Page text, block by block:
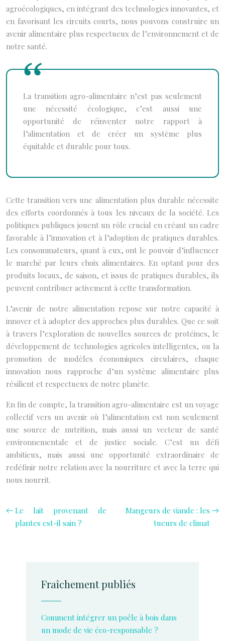
agroécologiques, en intégrant des technologies innovantes, et
en favorisant les circuits courts, nous pouvons construire un
avenir alimentaire plus respectueux de l’environnement et de
notre santé.
La transition agro-alimentaire n’est pas seulement
une nécessité écologique, c’est aussi une
opportunité de réinventer notre rapport à
l’alimentation et de créer un système plus
équitable et durable pour tous.
Cette transition vers une alimentation plus durable nécessite
des efforts coordonnés à tous les niveaux de la société. Les
politiques publiques jouent un rôle crucial en créant un cadre
favorable à l’innovation et à l’adoption de pratiques durables.
Les consommateurs, quant à eux, ont le pouvoir d’influencer
le marché par leurs choix alimentaires. En optant pour des
produits locaux, de saison, et issus de pratiques durables, ils
peuvent contribuer activement à cette transformation.
L’avenir de notre alimentation repose sur notre capacité à
innover et à adopter des approches plus durables. Que ce soit
à travers l’exploration de nouvelles sources de protéines, le
développement de technologies agricoles intelligentes, ou la
promotion de modèles économiques circulaires, chaque
innovation nous rapproche d’un système alimentaire plus
résilient et respectueux de notre planète.
En fin de compte, la transition agro-alimentaire est un voyage
collectif vers un avenir où l’alimentation est non seulement
une source de nutrition, mais aussi un vecteur de santé
environnementale et de justice sociale. C’est un défi
ambitieux, mais aussi une opportunité extraordinaire de
redéfinir notre relation avec la nourriture et avec la terre qui
nous nourrit.
Le lait provenant de
plantes est-il sain ?
Mangeurs de viande : les
tueurs de climat
Fraîchement publiés
Comment intégrer un poêle à bois dans
un mode de vie éco-responsable ?